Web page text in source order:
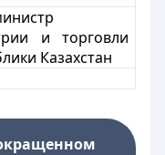
и торговли
Казахстан